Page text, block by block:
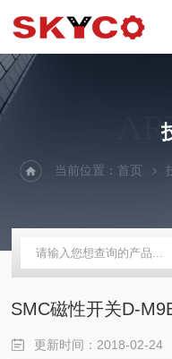
当前位置：首页
SMC磁性开关D-
更新时间：2018-02-24